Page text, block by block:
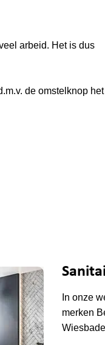
arbeid. Het is dus
de omstelknop het
In onze
merken